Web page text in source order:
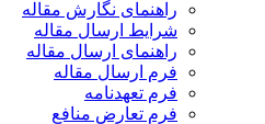
راهنمای نگارش مقاله
شرایط ارسال مقاله
راهنمای ارسال مقاله
فرم ارسال مقاله
فرم تعهدنامه
فرم تعارض منافع